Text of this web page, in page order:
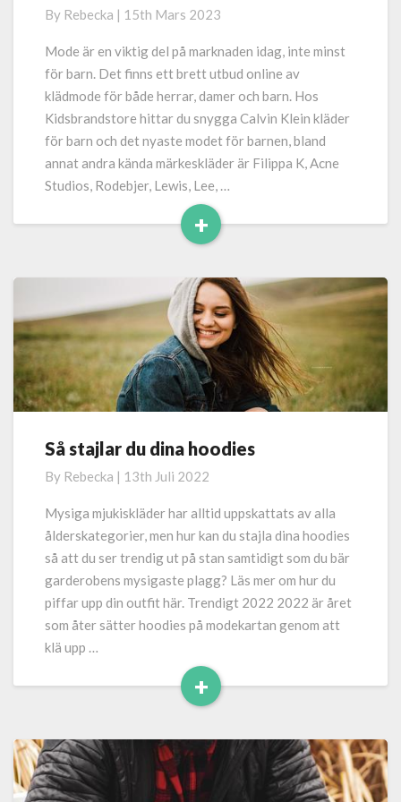
barn
By Rebecka | 15th Mars 2023
Mode är en viktig del på marknaden idag, inte minst
för barn. Det finns ett brett utbud online av
klädmode för både herrar, damer och barn. Hos
Kidsbrandstore hittar du snygga Calvin Klein kläder
för barn och det nyaste modet för barnen, bland
annat andra kända märkeskläder är Filippa K, Acne
Studios, Rodebjer, Lewis, Lee, …
+
Read
Så
du
dina
hoodies
Så stajlar du dina hoodies
By Rebecka | 13th Juli 2022
Mysiga mjukiskläder har alltid uppskattats av alla
ålderskategorier, men hur kan du stajla dina hoodies
så att du ser trendig ut på stan samtidigt som du bär
garderobens mysigaste plagg? Läs mer om hur du
piffar upp din outfit här. Trendigt 2022 2022 är året
som åter sätter hoodies på modekartan genom att
klä upp …
+
Read